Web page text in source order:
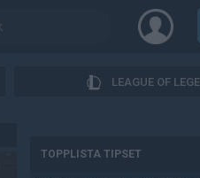
LEAGUE OF
TOPPLISTA TIPSET